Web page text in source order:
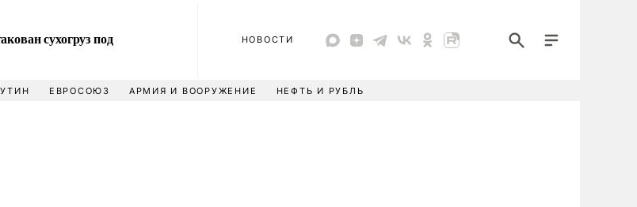
сухогруз под
НОВОСТИ
ЕВРОСОЮЗ АРМИЯ И ВООРУЖЕНИЕ НЕФТЬ И РУБЛЬ